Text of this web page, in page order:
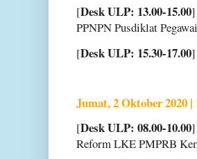
[Desk ULP: 13.00-15.00]
PPNPN Pusdiklat
[Desk ULP: 15.30-17.00]
Jumat, 2 Oktober 2020 |
[Desk ULP: 08.00-10.00]
Reform LKE PMPRB